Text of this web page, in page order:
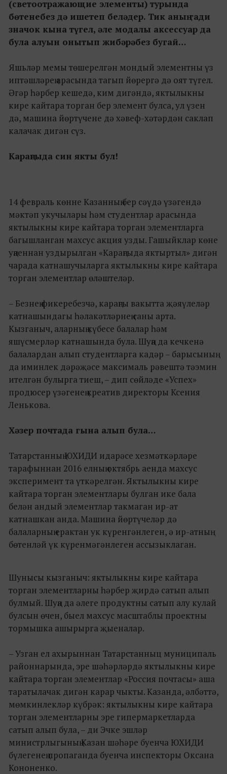
(светоотражающие элементы) турында
бөтенебез дә ишетеп беләдер. Тик аның гади
значок кына түгел, әле модалы аксессуар да
була алуын онытып жибәрәбез бугай…
Яшьләр мемы төшерелгән мондый элементны үз
иптәшләрең арасында тагып йөрергә дә оят түгел.
Әгәр һәрбер кешедә, ким дигәндә, яктылыкны
кире кайтара торган бер элемент булса, ул үзен
дә, машина йөртүчене дә хәвеф-хәтәрдән саклап
калачак дигән сүз.
Караңгыда син якты бул!
14 февраль көнне Казанның бер сәүдә үзәгендә
мәктәп укучылары һәм студентлар арасында
яктылыкны кире кайтара торган элементларга
багышланган махсус акция узды. Гашыйклар көне
уңаеннан уздырылган «Караңгыда яктыртыл» дигән
чарада катнашучыларга яктылыкны кире кайтара
торган элементлар өләштеләр.
– Безнең фикеребезчә, караңгы вакытта җәяүлеләр
катнашындагы һәлакәтләрнең саны арта.
Кызганыч, аларның күбесе балалар һәм
яшүсмерләр катнашында була. Шуңа да кечкенә
балалардан алып студентларга кадәр – барысының
да иминлек дәрәҗәсе максималь рәвештә тәэмин
ителгән булырга тиеш, – дип сөйләде «Успех»
продюсер үзәгенең креатив директоры Ксения
Ленькова.
Хәзер почтада гына алып була…
Татарстанның ЮХИДИ идарәсе хезмәткәрләре
тарафыннан 2016 елның октябрь аенда махсус
эксперимент та үткәрелгән. Яктылыкны кире
кайтара торган элементлары булган ике бала
белән андый элементлар такмаган ир-ат
катнашкан анда. Машина йөртүчеләр дә
балаларның ерактан ук күренгәнлеген, ә ир-атның
бөтенләй үк күренмәгәнлеген ассызыклаган.
Шунысы кызганыч: яктылыкны кире кайтара
торган элементларны һәрбер җирдә сатып алып
булмый. Шуңа да әлеге продуктны сатып алу кулай
булсын өчен, быел махсус масштаблы проектны
тормышка ашырырга җыеналар.
– Узган ел ахырыннан Татарстанныц муниципаль
районнарында, эре шәһәрләрдә яктылыкны кире
кайтара торган элементлар «Россия почтасы» аша
таратылачак дигән карар чыкты. Казанда, әлбәттә,
мөмкинлекләр күбрәк: яктылыкны кире кайтара
торган элементларны эре гипермаркетларда
сатып алып була, – ди Эчке эшләр
министрлыгының Казан шәһәре буенча ЮХИДИ
бүлегенең пропаганда буенча инспекторы Оксана
Кононенко.